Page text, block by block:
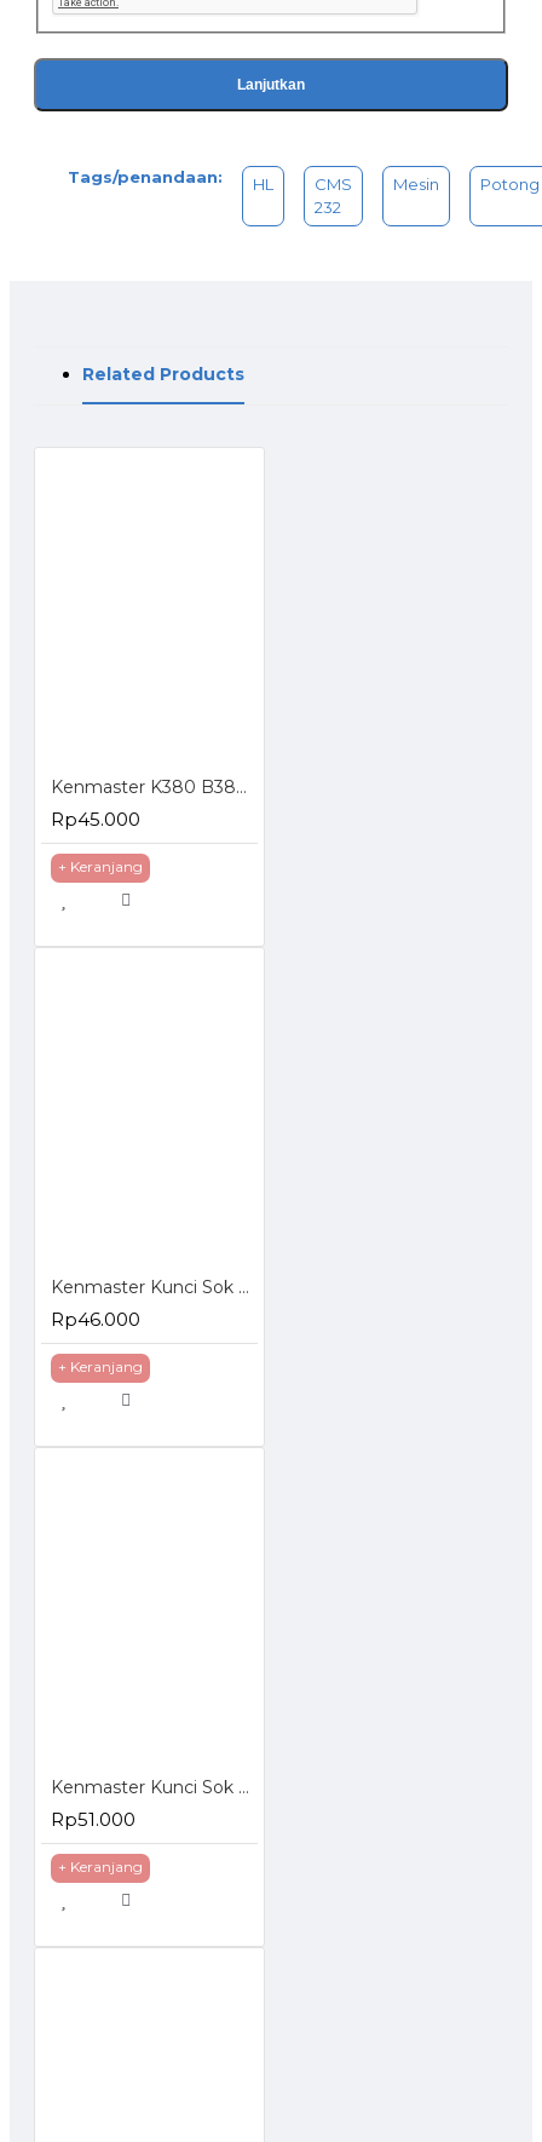
Lanjutkan
Tags/penandaan: HL
CMS
232
Mesin Potong
Related Products
Kenmaster K380 B380 Tool Box Kotak Perkakas
Rp45.000
+ Keranjang
Kenmaster Kunci Sok Set 40 Pcs
Rp46.000
+ Keranjang
Kenmaster Kunci Sok Set 27 Pcs
Rp51.000
+ Keranjang